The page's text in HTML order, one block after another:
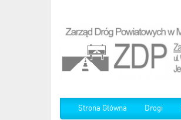
Strona Główna Drogi